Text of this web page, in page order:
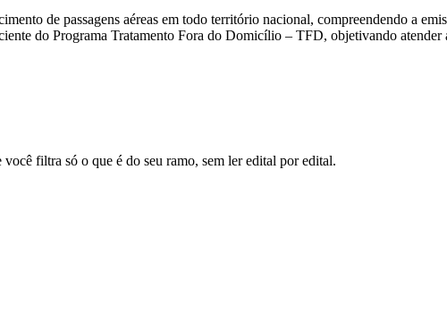
de passagens aéreas em todo território nacional, compreendendo a
do Programa Tratamento Fora do Domicílio – TFD, objetivando atender
filtra só o que é do seu ramo, sem ler edital por edital.